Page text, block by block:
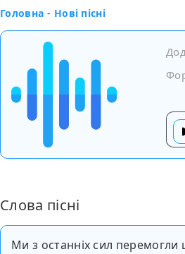
Головна - Нові пісні
Слова пісні
Ми з останніх сил перемогли